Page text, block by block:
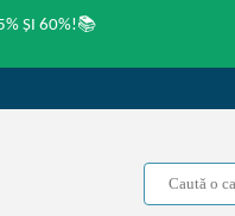
ȘI 60%!📚